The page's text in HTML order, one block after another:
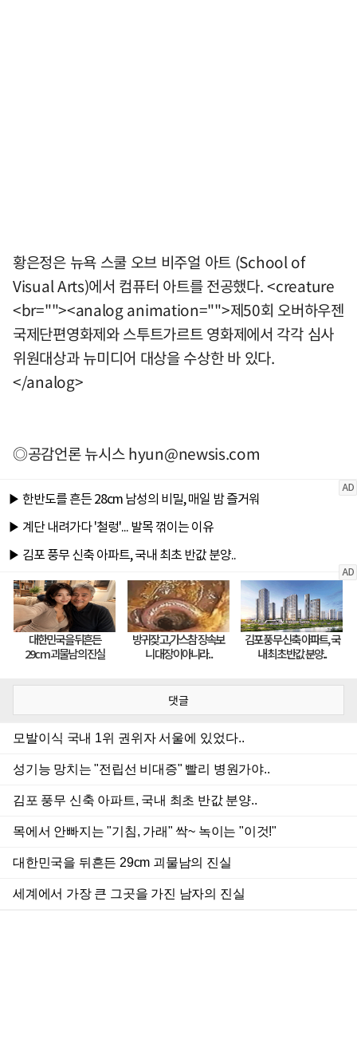
황은정은 뉴욕 스쿨 오브 비주얼 아트 (School of
Visual Arts)에서 컴퓨터 아트를 전공했다. <creature
<br=""><analog animation="">제50회 오버하우젠
국제단편영화제와 스투트가르트 영화제에서 각각 심사
위원대상과 뉴미디어 대상을 수상한 바 있다.
</analog>
◎공감언론 뉴시스hyun@newsis.com
댓글